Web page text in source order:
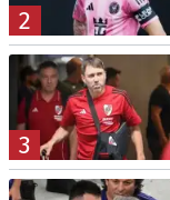
2
3